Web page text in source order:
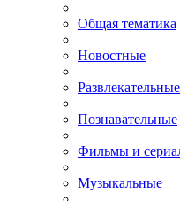
Общая тематика
Новостные
Развлекательные
Познавательные
Фильмы и
Музыкальные